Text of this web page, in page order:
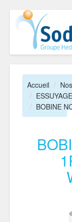
Accueil
BOBINE